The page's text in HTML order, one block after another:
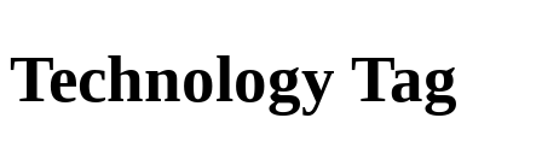
Technology Tag